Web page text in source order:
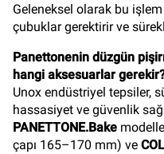
Geleneksel olarak bu
çubuklar gerektirir ve
Panettonenin düzgün
hangi aksesuarlar
Unox endüstriyel tepsiler,
hassasiyet ve güvenlik
PANETTONE.Bake
çapı 165–170 mm) ve